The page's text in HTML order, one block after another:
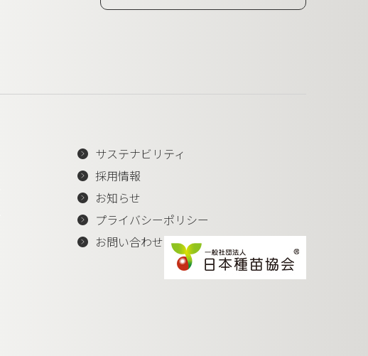
サステナビリティ
採用情報
お知らせ
プライバシーポリシー
お問い合わせ